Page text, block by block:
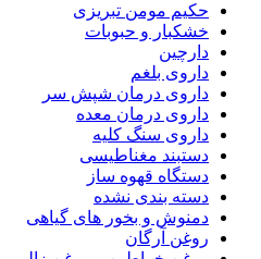
حکیم مومن تبریزی
خشکبار و حبوبات
دارچین
داروی بلغم
داروی درمان شپش سر
داروی درمان معده
داروی سنگ کلیه
دستبند مغناطیسی
دستگاه قهوه ساز
دسته بندی نشده
دمنوش و بخور های گیاهی
روغن آرگان